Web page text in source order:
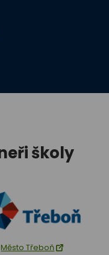
školy
Město Třeboň